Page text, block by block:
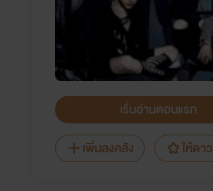
เริ่มอ่านตอนแรก
เพิ่มลงคลัง
ให้ดาว